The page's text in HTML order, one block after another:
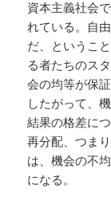
資本主義社会
れている。自
だ、というこ
る者たちのス
会の均等が保
したがって、
結果の格差に
再分配、つま
は、機会の不
になる。